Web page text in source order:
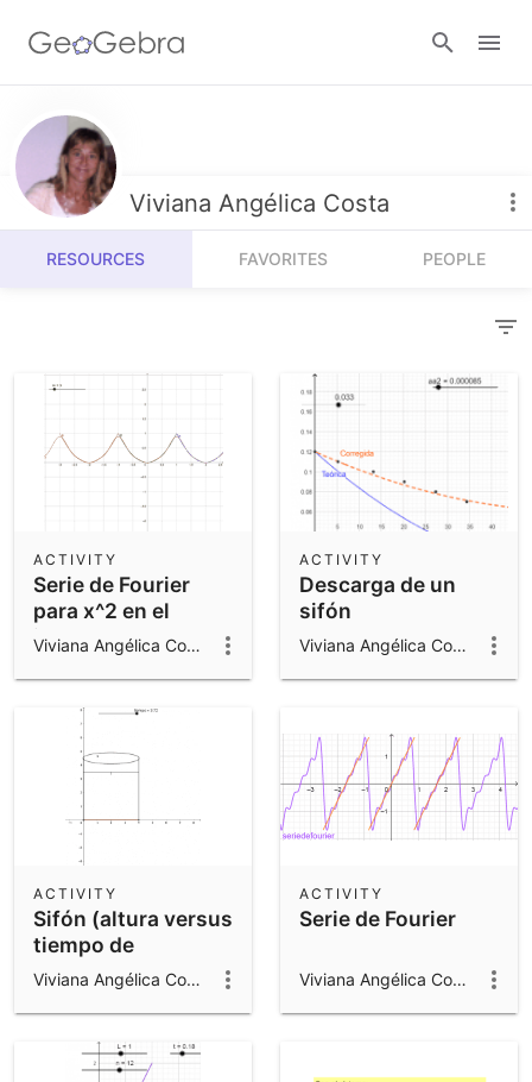
Resources
Number Sense
Algebra
Measurement
Operations
Probability and Statistics
Community Resources
Get started with our Resources
Calculators
Geometry
3D Calculator
Notes
App Downloads
Get started with the GeoGebra Apps
Viviana Angélica Costa
RESOURCES FAVORITES PEOPLE
Serie de Fourier
para x^2 en el
intervalo -1 a 1
ACTIVITY
Viviana Angélica Costa
Descarga de un
sifón
ACTIVITY
Viviana Angélica Costa
Sifón (altura versus
tiempo de
descarga)
ACTIVITY
Viviana Angélica Costa
Serie de Fourier
ACTIVITY
Viviana Angélica Costa